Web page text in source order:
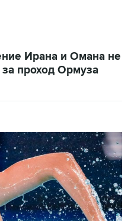
Ирана и Омана не
за проход Ормуза